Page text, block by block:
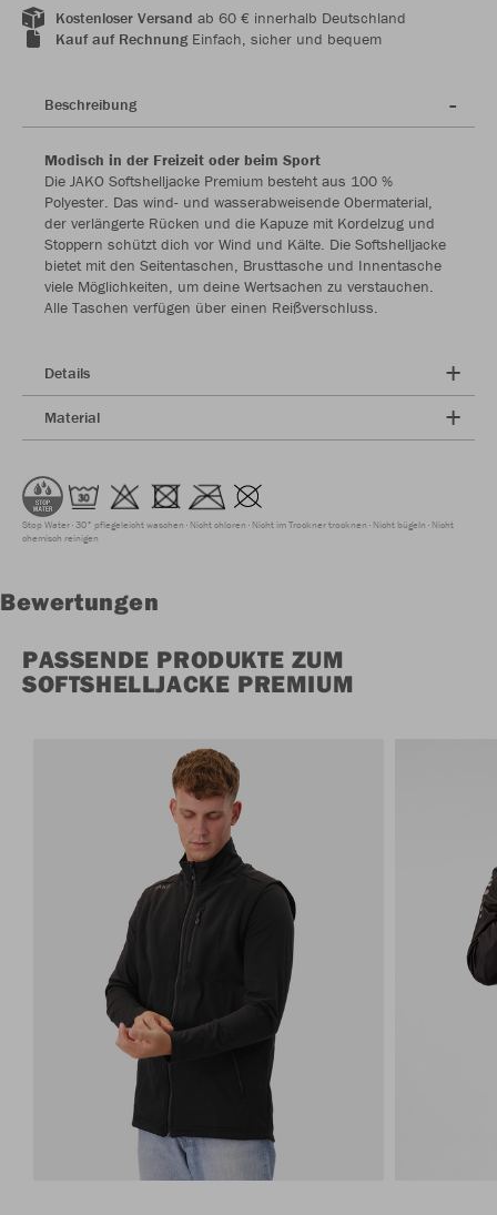
Kostenloser Versand ab 60 € innerhalb Deutschland
Kauf auf RechnungEinfach, sicher und bequem
Beschreibung
Modisch in der Freizeit oder beim Sport
Die JAKO Softshelljacke Premium besteht aus 100 %
Polyester. Das wind- und wasserabweisende Obermaterial,
der verlängerte Rücken und die Kapuze mit Kordelzug und
Stoppern schützt dich vor Wind und Kälte. Die Softshelljacke
bietet mit den Seitentaschen, Brusttasche und Innentasche
viele Möglichkeiten, um deine Wertsachen zu verstauchen.
Alle Taschen verfügen über einen Reißverschluss.
Details
Material
Stop Water 30° pflegeleicht waschen Nicht chloren Nicht im Trockner trocknen Nicht bügeln Nicht
chemisch reinigen
Bewertungen
PASSENDE PRODUKTE ZUM
SOFTSHELLJACKE PREMIUM